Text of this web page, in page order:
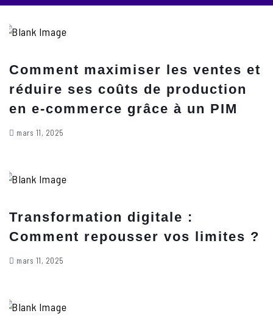
Comment maximiser les ventes et
réduire ses coûts de production
en e-commerce grâce à un PIM
mars 11, 2025
Transformation digitale :
Comment repousser vos limites ?
mars 11, 2025